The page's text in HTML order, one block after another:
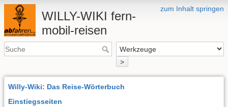
zum Inhalt springen
WILLY-WIKI fern-
mobil-reisen
>
Willy-Wiki: Das Reise-Wörterbuch
Einstiegsseiten